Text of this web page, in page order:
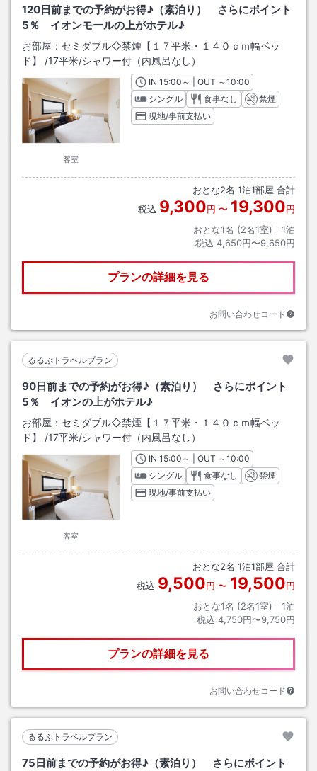
120日前までの予約がお得♪（素泊り） さらにポイント
5％ イオンモールの上がホテル♪
お部屋： セミダブル◇禁煙【１７平米・１４０ｃｍ幅ベッ
ド】
/17平米/シャワー付（内風呂なし）
客室
INチェックイン
15:00 ～ | OUT チェックアウト
～10:00
シングル
食事なし
禁煙
現地/事前支払い
おとな2名 1泊1部屋 合計
税込 9,300円 〜 19,300円
おとな1名 (2名1室)｜ 1泊
税込 4,650円〜9,650円
プランの詳細を見る
お問い合わせコード
るるぶトラベルプラン
90日前までの予約がお得♪（素泊り） さらにポイント
5％ イオンの上がホテル♪
お部屋： セミダブル◇禁煙【１７平米・１４０ｃｍ幅ベッ
ド】
/17平米/シャワー付（内風呂なし）
客室
INチェックイン
15:00 ～ | OUT チェックアウト
～10:00
シングル
食事なし
禁煙
現地/事前支払い
おとな2名 1泊1部屋 合計
税込 9,500円 〜 19,500円
おとな1名 (2名1室)｜ 1泊
税込 4,750円〜9,750円
プランの詳細を見る
お問い合わせコード
るるぶトラベルプラン
75日前までの予約がお得♪（素泊り） さらにポイント